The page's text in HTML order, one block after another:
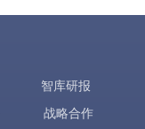
智库研报
战略合作